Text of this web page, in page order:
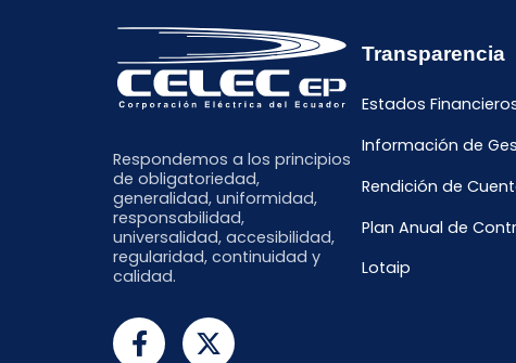
Respondemos a los principios
de obligatoriedad,
generalidad, uniformidad,
responsabilidad,
universalidad, accesibilidad,
regularidad, continuidad y
calidad.
Transparencia
Estados
Información de
Rendición de
Plan Anual de
Lotaip